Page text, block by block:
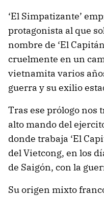
‘El Simpatizante’
protagonista al que
nombre de ‘El
cruelmente en un
vietnamita varios
guerra y su exilio
Tras ese prólogo nos
alto mando del
donde trabaja ‘El
del Vietcong, en los
de Saigón, con la
Su origen mixto